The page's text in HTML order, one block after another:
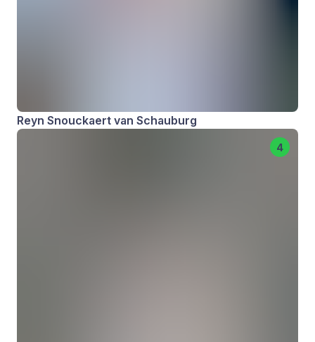
Reyn Snouckaert van Schauburg
4